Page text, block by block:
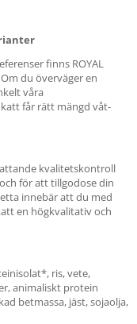
finns ROYAL
du överväger en
våra
får rätt mängd våt-
kvalitetskontroll
för att tillgodose din
innebär att du med
en högkvalitativ och
ris, vete,
animaliskt protein
betmassa, jäst, sojaolja,